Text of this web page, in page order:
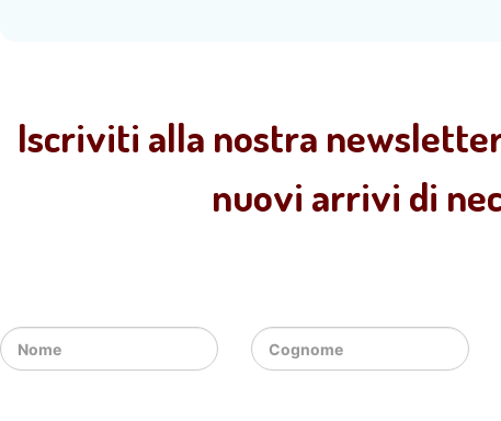
Iscriviti alla nostra
nuovi arrivi di